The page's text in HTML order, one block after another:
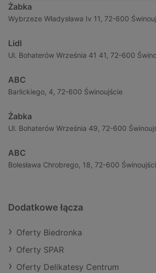
Żabka
Wybrzeze Władysława Iv 11, 72-600
Lidl
Ul. Bohaterów Września 41 41, 72-600
ABC
Barlickiego, 4, 72-600 Świnoujście
Żabka
Ul. Bohaterów Września 49, 72-600
ABC
Bolesława Chrobrego, 18, 72-600
Dodatkowe łącza
Oferty Biedronka
Oferty SPAR
Oferty Delikatesy Centrum